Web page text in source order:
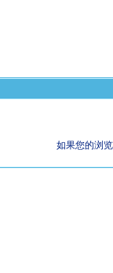
如果您的浏